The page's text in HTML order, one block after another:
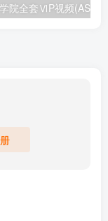
院全套ⅥP视频(AS版)